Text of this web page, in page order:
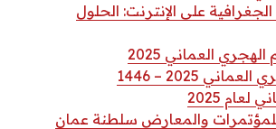
الجغرافية على الإنترنت: الحلول
العماني 2025
2025 – 1446
لعام 2025
والمعارض سلطنة عمان